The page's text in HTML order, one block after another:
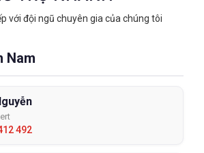
với đội ngũ chuyên gia của chúng tôi
Nam
492